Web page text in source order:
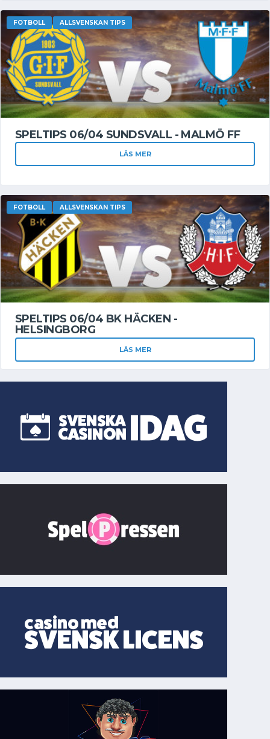
FOTBOLL ALLSVENSKAN TIPS
SPELTIPS 06/04 SUNDSVALL - MALMÖ FF
LÄS MER
FOTBOLL ALLSVENSKAN TIPS
SPELTIPS 06/04 BK HÄCKEN -
HELSINGBORG
LÄS MER